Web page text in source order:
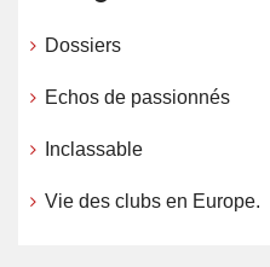
Dossiers
Echos de passionnés
Inclassable
Vie des clubs en Europe.